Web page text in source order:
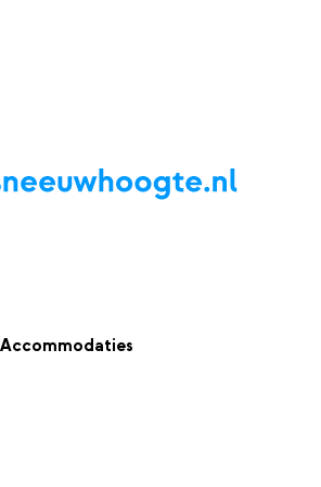
TipsReviewsLive updatesApp
Accommodaties